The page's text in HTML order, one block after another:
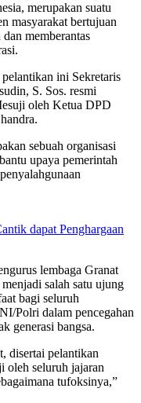
merupakan suatu
masyarakat bertujuan
memberantas
ini Sekretaris
S. Sos. resmi
oleh Ketua DPD
sebuah organisasi
upaya pemerintah
dapat Penghargaan
lembaga Granat
salah satu ujung
bagi seluruh
Polri dalam pencegahan
generasi bangsa.
disertai pelantikan
oleh seluruh jajaran
tufoksinya,”